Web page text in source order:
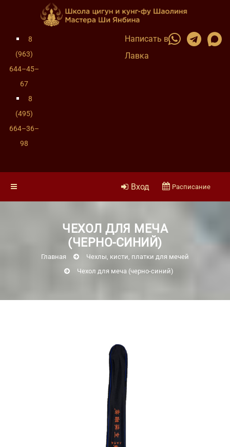
8
(963)
644–45–
67
8
(495)
664–36–
98
Написать в
Лавка
Вход Расписание
ЧЕХОЛ ДЛЯ МЕЧА
(ЧЕРНО-СИНИЙ)
Главная
Чехлы, кисти, платки для мечей
Чехол для меча (черно-синий)